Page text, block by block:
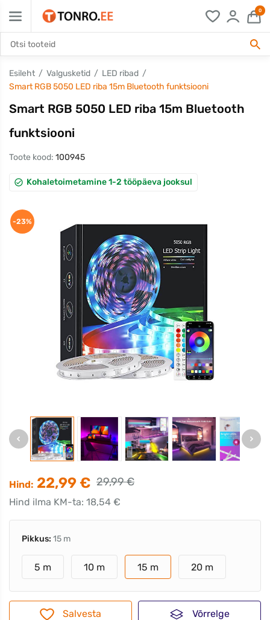
0
Esileht Valgusketid
LED ribad
Smart RGB 5050 LED riba 15m Bluetooth funktsiooni
Smart RGB 5050 LED riba 15m Bluetooth
funktsiooni
Toote kood: 100945
Kohaletoimetamine 1-2 tööpäeva jooksul
-23%
Hind: 22,99 € 29,99 €
Hind ilma KM-ta: 18,54 €
Pikkus: 15 m
5 m 10 m 15 m 20 m
Salvesta Võrrelge